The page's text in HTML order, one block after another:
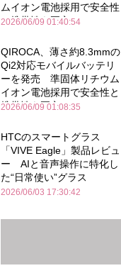
ムイオン電池採用で安全性
と携帯性を両立
2026/06/09 01:40:54
QIROCA、薄さ約8.3mmの
Qi2対応モバイルバッテリ
ーを発売 準固体リチウム
イオン電池採用で安全性と
携帯性を両立
2026/06/09 01:08:35
HTCのスマートグラス
「VIVE Eagle」製品レビュ
ー AIと音声操作に特化し
た“日常使い”グラス
2026/06/03 17:30:42